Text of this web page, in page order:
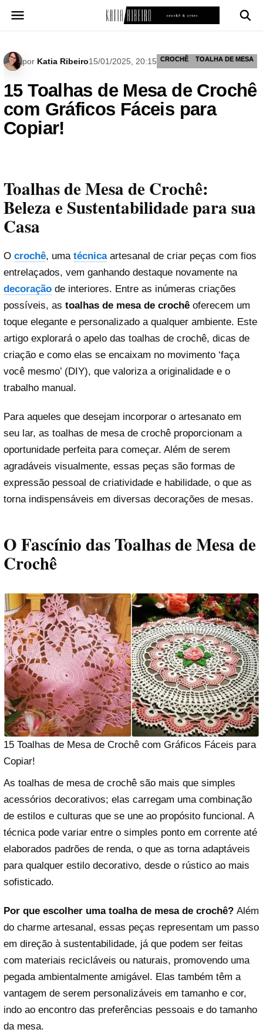
para
por Katia Ribeiro15/01/2025, 20:15 CROCHÊ TOALHA DE MESA
15 Toalhas de Mesa de Crochê
com Gráficos Fáceis para
Copiar!
Toalhas de Mesa de Crochê:
Beleza e Sustentabilidade para sua
Casa
O crochê, uma técnicaartesanal de criar peças com fios
entrelaçados, vem ganhando destaque novamente na
decoração de interiores. Entre as inúmeras criações
possíveis, as toalhas de mesa de crochê oferecem um
toque elegante e personalizado a qualquer ambiente. Este
artigo explorará o apelo das toalhas de crochê, dicas de
criação e como elas se encaixam no movimento ‘faça
você mesmo’ (DIY), que valoriza a originalidade e o
trabalho manual.
Para aqueles que desejam incorporar o artesanato em
seu lar, as toalhas de mesa de crochê proporcionam a
oportunidade perfeita para começar. Além de serem
agradáveis visualmente, essas peças são formas de
expressão pessoal de criatividade e habilidade, o que as
torna indispensáveis em diversas decorações de mesas.
O Fascínio das Toalhas de Mesa de
Crochê
15 Toalhas de Mesa de Crochê com Gráficos Fáceis para
Copiar!
As toalhas de mesa de crochê são mais que simples
acessórios decorativos; elas carregam uma combinação
de estilos e culturas que se une ao propósito funcional. A
técnica pode variar entre o simples ponto em corrente até
elaborados padrões de renda, o que as torna adaptáveis
para qualquer estilo decorativo, desde o rústico ao mais
sofisticado.
Por que escolher uma toalha de mesa de crochê? Além
do charme artesanal, essas peças representam um passo
em direção à sustentabilidade, já que podem ser feitas
com materiais recicláveis ou naturais, promovendo uma
pegada ambientalmente amigável. Elas também têm a
vantagem de serem personalizáveis em tamanho e cor,
indo ao encontro das preferências pessoais e do tamanho
da mesa.